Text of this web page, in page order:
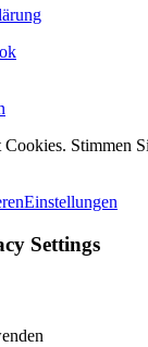
Cookies. Stimmen
Einstellungen
Settings